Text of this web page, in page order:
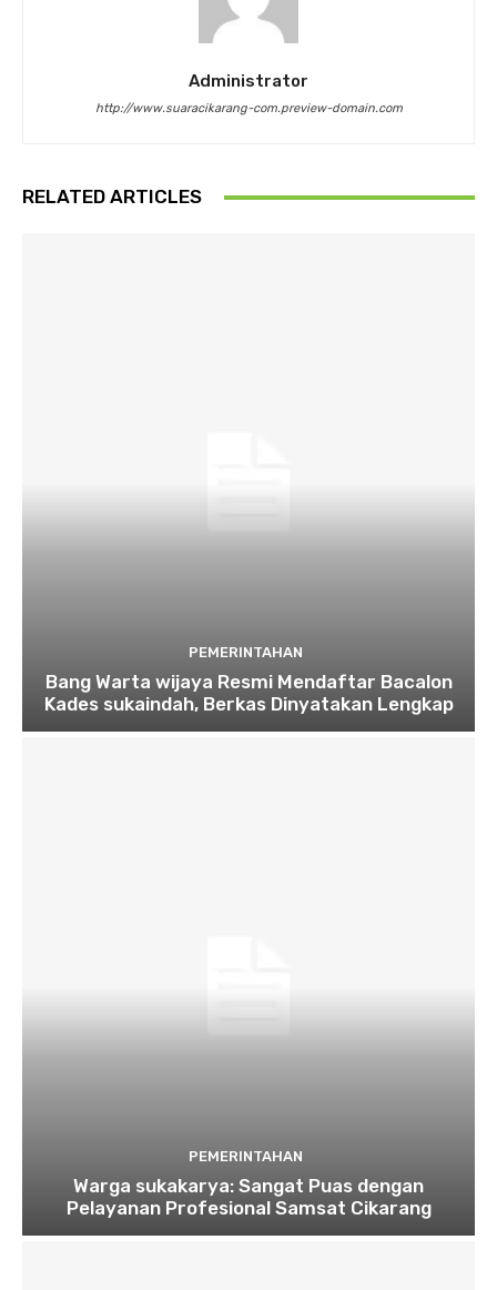
Administrator
http://www.suaracikarang-com.preview-domain.com
RELATED ARTICLES
PEMERINTAHAN
Bang Warta wijaya Resmi Mendaftar Bacalon
Kades sukaindah, Berkas Dinyatakan Lengkap
PEMERINTAHAN
Warga sukakarya: Sangat Puas dengan
Pelayanan Profesional Samsat Cikarang